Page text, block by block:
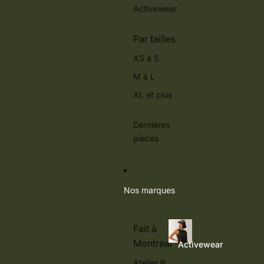
Activewear
Par tailles
XS à S
M à L
XL et plus
Dernières
pièces
Nos marques
Fait à
Montréal Activewear